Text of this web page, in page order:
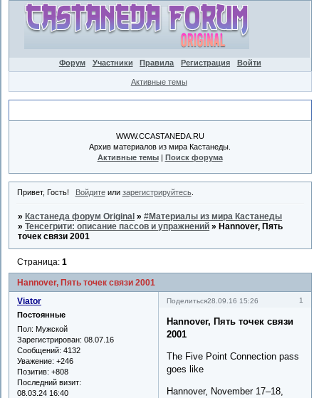
Форум Участники Правила Регистрация Войти
Активные темы
WWW.CCASTANEDA.RU
Архив материалов из мира Кастанеды.
Активные темы| Поиск форума
Привет, Гость! Войдитеили зарегистрируйтесь.
» Кастанеда форум Original »#Материалы из мира Кастанеды
»Тенсегрити: описание пассов и упражнений » Hannover, Пять
точек связи 2001
Hannover, Пять точек связи 2001
Страница:1
Поделиться 1
28.09.16 15:26
Viator
Постоянные
Пол: Мужской
Зарегистрирован: 08.07.16
Сообщений: 4132
Уважение: +246
Позитив: +808
Последний визит:
08.03.24 16:40
Hannover, Пять точек связи
2001
The Five Point Connection pass
goes like
Hannover, November 17–18,